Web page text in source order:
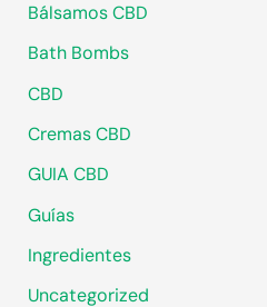
Bálsamos CBD
Bath Bombs
CBD
Cremas CBD
GUIA CBD
Guías
Ingredientes
Uncategorized